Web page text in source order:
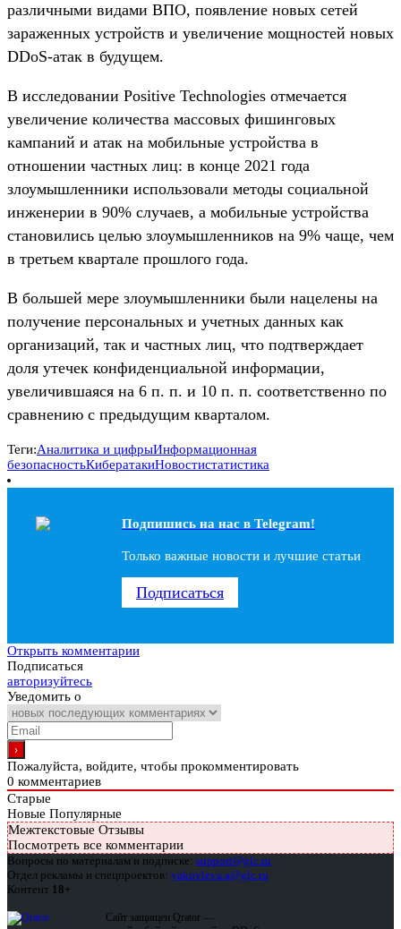
различными видами ВПО, появление новых сетей
зараженных устройств и увеличение мощностей новых
DDoS-атак в будущем.
В исследовании Positive Technologies отмечается
увеличение количества массовых фишинговых
кампаний и атак на мобильные устройства в
отношении частных лиц: в конце 2021 года
злоумышленники использовали методы социальной
инженерии в 90% случаев, а мобильные устройства
становились целью злоумышленников на 9% чаще, чем
в третьем квартале прошлого года.
В большей мере злоумышленники были нацелены на
получение персональных и учетных данных как
организаций, так и частных лиц, что подтверждает
доля утечек конфиденциальной информации,
увеличившаяся на 6 п. п. и 10 п. п. соответственно по
сравнению с предыдущим кварталом.
Теги:Аналитика и цифрыИнформационная
безопасностьКибератакиНовостистатистика
Подпишись на наc в Telegram!
Только важные новости и лучшие статьи
Подписаться
Открыть комментарии
Подписаться
авторизуйтесь
Уведомить о
Пожалуйста, войдите, чтобы прокомментировать
0 комментариев
Старые
Новые Популярные
Межтекстовые Отзывы
Посмотреть все комментарии
Вопросы по материалам и подписке: support@glc.ru
Отдел рекламы и спецпроектов: yakovleva.a@glc.ru
Контент 18+
Сайт защищен Qrator —